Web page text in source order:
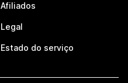
Afiliados
Legal
Estado do serviço